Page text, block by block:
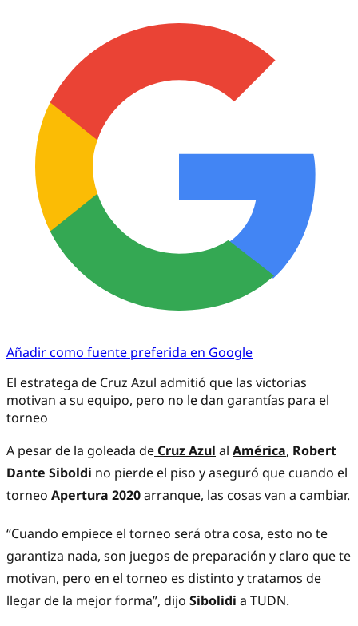
Añadir como fuente preferida en Google
El estratega de Cruz Azul admitió que las victorias
motivan a su equipo, pero no le dan garantías para el
torneo
A pesar de la goleada de Cruz Azul al América, Robert
Dante Siboldi no pierde el piso y aseguró que cuando el
torneo Apertura 2020arranque, las cosas van a cambiar.
“Cuando empiece el torneo será otra cosa, esto no te
garantiza nada, son juegos de preparación y claro que te
motivan, pero en el torneo es distinto y tratamos de
llegar de la mejor forma”, dijo Sibolidi a TUDN.